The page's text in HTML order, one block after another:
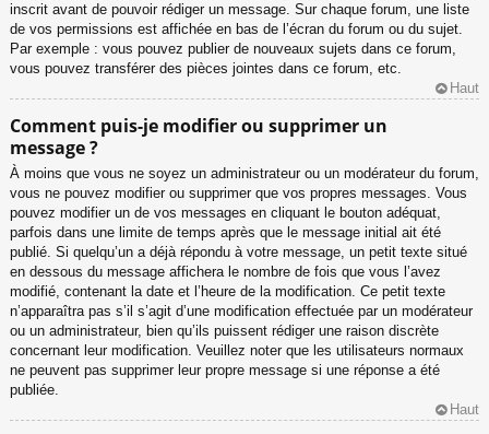
inscrit avant de pouvoir rédiger un message. Sur chaque forum, une liste
de vos permissions est affichée en bas de l’écran du forum ou du sujet.
Par exemple : vous pouvez publier de nouveaux sujets dans ce forum,
vous pouvez transférer des pièces jointes dans ce forum, etc.
Haut
Comment puis-je modifier ou supprimer un
message ?
À moins que vous ne soyez un administrateur ou un modérateur du forum,
vous ne pouvez modifier ou supprimer que vos propres messages. Vous
pouvez modifier un de vos messages en cliquant le bouton adéquat,
parfois dans une limite de temps après que le message initial ait été
publié. Si quelqu’un a déjà répondu à votre message, un petit texte situé
en dessous du message affichera le nombre de fois que vous l’avez
modifié, contenant la date et l’heure de la modification. Ce petit texte
n’apparaîtra pas s’il s’agit d’une modification effectuée par un modérateur
ou un administrateur, bien qu’ils puissent rédiger une raison discrète
concernant leur modification. Veuillez noter que les utilisateurs normaux
ne peuvent pas supprimer leur propre message si une réponse a été
publiée.
Haut